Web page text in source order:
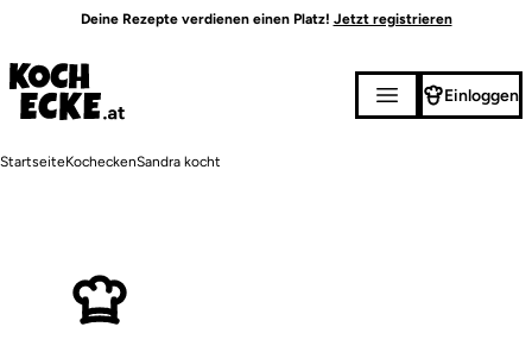
Inhalt
Deine Rezepte verdienen einen Platz! Jetzt registrieren
Einloggen
Pfadnavigation
StartseiteKocheckenSandra kocht